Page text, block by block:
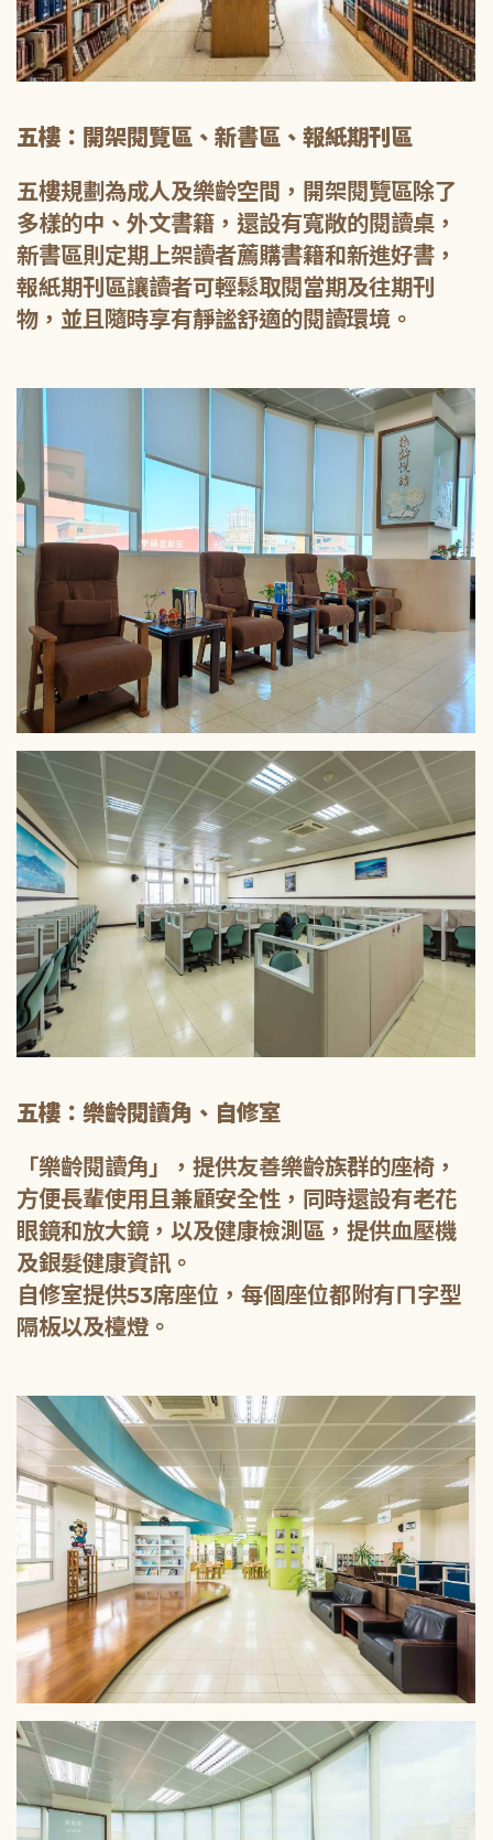
五樓：開架閱覽區、新書區、報紙期刊區
五樓規劃為成人及樂齡空間，開架閱覽區除了
多樣的中、外文書籍，還設有寬敞的閱讀桌，
新書區則定期上架讀者薦購書籍和新進好書，
報紙期刊區讓讀者可輕鬆取閱當期及往期刊
物，並且隨時享有靜謐舒適的閱讀環境。
五樓：樂齡閱讀角、自修室
「樂齡閱讀角」，提供友善樂齡族群的座椅，
方便長輩使用且兼顧安全性，同時還設有老花
眼鏡和放大鏡，以及健康檢測區，提供血壓機
及銀髮健康資訊。
自修室提供53席座位，每個座位都附有ㄇ字型